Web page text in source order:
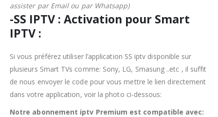
assister par Email ou par Whatsapp)
-SS IPTV : Activation pour Smart
IPTV :
Si vous préférez utiliser l’application SS iptv disponible sur
plusieurs Smart TVs comme: Sony, LG, Smasung ..etc , il suffit
de nous envoyer le code pour vous mettre le lien directement
dans votre application, voir la photo ci-dessous:
Notre abonnement iptv Premium est compatible avec: